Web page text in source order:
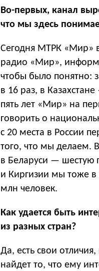
Во-первых, канал
что мы здесь
Сегодня МТРК «Мир»
радио «Мир»,
чтобы было понятно:
в 16 раз, в
пять лет «Мир» на
говорить о
с 20 места в России
того, что мы делаем.
в Беларуси — шестую
и Киргизии мы тоже
млн человек.
Как удается быть
из разных стран?
Да, есть свои
найдет то, что ему